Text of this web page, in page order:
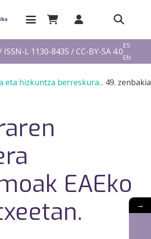
L 1130-8435 / CC-BY-SA 4.0
ES
EN
eta hizkuntza berreskura... 49. zenbakia
EAEko
→